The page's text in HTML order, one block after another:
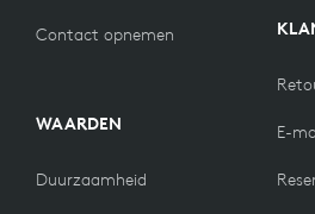
Contact opnemen
WAARDEN
Duurzaamheid
E-